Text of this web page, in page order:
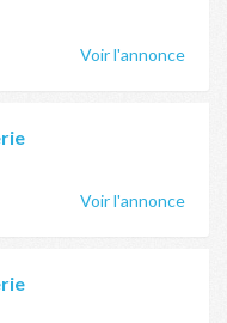
Voir l'annonce
Voir l'annonce